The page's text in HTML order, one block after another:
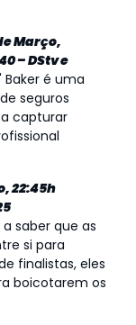
Março,
– DStv e
Baker é uma
seguros
capturar
22:45h
saber que as
si para
finalistas, eles
boicotarem os